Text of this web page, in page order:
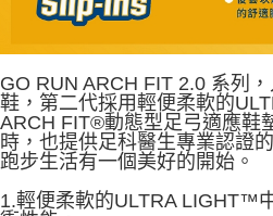
GO RUN ARCH FIT 2.0 系列
鞋，第二代採用輕便柔軟的
ARCH FIT®動態型足弓適應鞋
時，也提供足科醫生專業認證
跑步生活有一個美好的開始。
1.輕便柔軟的ULTRA LIGHT™